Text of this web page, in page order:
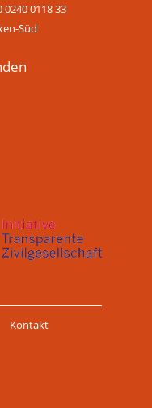
0240 0118 33
Süd
Kontakt